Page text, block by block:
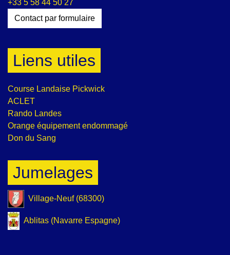
+33 5 58 44 50 27
Contact par formulaire
Liens utiles
Course Landaise Pickwick
ACLET
Rando Landes
Orange équipement endommagé
Don du Sang
Jumelages
Village-Neuf (68300)
Ablitas (Navarre Espagne)